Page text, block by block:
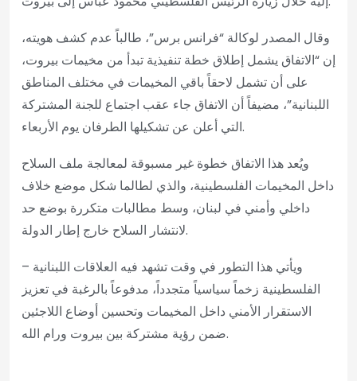
وقال المصدر لوكالة “فرانس برس”، طالباً عدم كشف هويته،
إن “الاتفاق يشمل إطلاق خطة تنفيذية تبدأ من مخيمات بيروت،
على أن تشمل لاحقاً باقي المخيمات في مختلف المناطق
اللبنانية”، مضيفاً أن الاتفاق جاء عقب اجتماع للجنة المشتركة
التي أعلن عن تشكيلها الطرفان يوم الأربعاء.
ويُعد هذا الاتفاق خطوة غير مسبوقة لمعالجة ملف السلاح
داخل المخيمات الفلسطينية، والذي لطالما شكل موضع خلاف
داخلي وأمني في لبنان، وسط مطالبات متكررة بوضع حد
لانتشار السلاح خارج إطار الدولة.
ويأتي هذا التطور في وقت تشهد فيه العلاقات اللبنانية –
الفلسطينية زخماً سياسياً متجدداً، مدفوعاً بالرغبة في تعزيز
الاستقرار الأمني داخل المخيمات وتحسين أوضاع اللاجئين
ضمن رؤية مشتركة بين بيروت ورام الله.